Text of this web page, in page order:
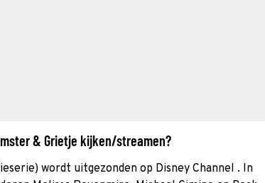
& Grietje kijken/streamen?
wordt uitgezonden op Disney Channel . In